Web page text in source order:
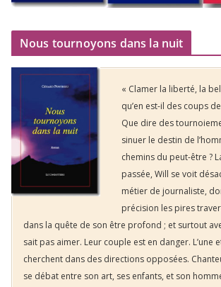
Nous tournoyons dans la nuit
« Clamer la liberté, la
qu’en est-il des coups
Que dire des
sinuer le destin de
chemins du peut-être ?
passée, Will se voit
métier de journaliste,
précision les pires
dans la quête de son être profond ; et surtout
sait pas aimer. Leur couple est en danger. L’une
cherchent dans des directions opposées.
se débat entre son art, ses enfants, et son